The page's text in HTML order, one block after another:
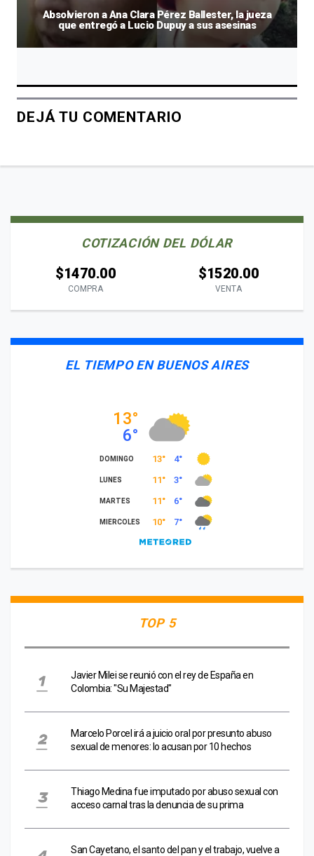
Absolvieron a Ana Clara Pérez Ballester, la jueza
que entregó a Lucio Dupuy a sus asesinas
DEJÁ TU COMENTARIO
COTIZACIÓN DEL DÓLAR
$1470.00
COMPRA
$1520.00
VENTA
EL TIEMPO EN BUENOS AIRES
TOP 5
Javier Milei se reunió con el rey de España en
Colombia: "Su Majestad"
Marcelo Porcel irá a juicio oral por presunto abuso
sexual de menores: lo acusan por 10 hechos
Thiago Medina fue imputado por abuso sexual con
acceso carnal tras la denuncia de su prima
San Cayetano, el santo del pan y el trabajo, vuelve a